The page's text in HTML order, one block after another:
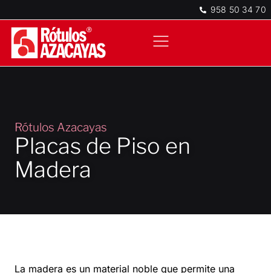
958 50 34 70
Rótulos Azacayas
Placas de Piso en
Madera
La madera es un material noble que permite una